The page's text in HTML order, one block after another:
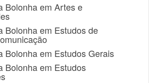
Bolonha em Artes e
Bolonha em Estudos de
Bolonha em Estudos Gerais
Bolonha em Estudos